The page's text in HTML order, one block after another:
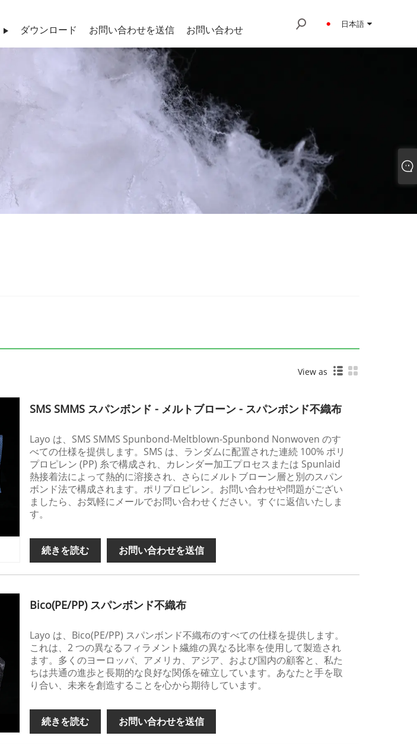
ダウンロード お問い合わせを送信 お問い合わせ 日本語
View as
SMS SMMS スパンボンド - メルトブローン - スパンボンド不織布
Layo は、SMS SMMS Spunbond-Meltblown-Spunbond Nonwoven のす
べての仕様を提供します。SMS は、ランダムに配置された連続 100% ポリ
プロピレン (PP) 糸で構成され、カレンダー加工プロセスまたは Spunlaid
熱接着法によって熱的に溶接され、さらにメルトブローン層と別のスパン
ボンド法で構成されます。ポリプロピレン。お問い合わせや問題がござい
ましたら、お気軽にメールでお問い合わせください。すぐに返信いたしま
す。
続きを読む お問い合わせを送信
Bico(PE/PP) スパンボンド不織布
Layo は、Bico(PE/PP) スパンボンド不織布のすべての仕様を提供します。
これは、2 つの異なるフィラメント繊維の異なる比率を使用して製造され
ます。多くのヨーロッパ、アメリカ、アジア、および国内の顧客と、私た
ちは共通の進歩と長期的な良好な関係を確立しています。あなたと手を取
り合い、未来を創造することを心から期待しています。
続きを読む お問い合わせを送信